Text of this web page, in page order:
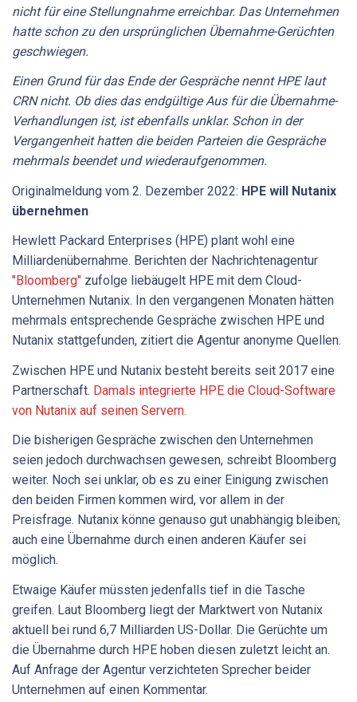
nicht für eine Stellungnahme erreichbar. Das Unternehmen
hatte schon zu den ursprünglichen Übernahme-Gerüchten
geschwiegen.
Einen Grund für das Ende der Gespräche nennt HPE laut
CRN nicht. Ob dies das endgültige Aus für die Übernahme-
Verhandlungen ist, ist ebenfalls unklar. Schon in der
Vergangenheit hatten die beiden Parteien die Gespräche
mehrmals beendet und wiederaufgenommen.
Originalmeldung vom 2. Dezember 2022: HPE will Nutanix
übernehmen
Hewlett Packard Enterprises (HPE) plant wohl eine
Milliardenübernahme. Berichten der Nachrichtenagentur
"Bloomberg" zufolge liebäugelt HPE mit dem Cloud-
Unternehmen Nutanix. In den vergangenen Monaten hätten
mehrmals entsprechende Gespräche zwischen HPE und
Nutanix stattgefunden, zitiert die Agentur anonyme Quellen.
Zwischen HPE und Nutanix besteht bereits seit 2017 eine
Partnerschaft. Damals integrierte HPE die Cloud-Software
von Nutanix auf seinen Servern.
Die bisherigen Gespräche zwischen den Unternehmen
seien jedoch durchwachsen gewesen, schreibt Bloomberg
weiter. Noch sei unklar, ob es zu einer Einigung zwischen
den beiden Firmen kommen wird, vor allem in der
Preisfrage. Nutanix könne genauso gut unabhängig bleiben;
auch eine Übernahme durch einen anderen Käufer sei
möglich.
Etwaige Käufer müssten jedenfalls tief in die Tasche
greifen. Laut Bloomberg liegt der Marktwert von Nutanix
aktuell bei rund 6,7 Milliarden US-Dollar. Die Gerüchte um
die Übernahme durch HPE hoben diesen zuletzt leicht an.
Auf Anfrage der Agentur verzichteten Sprecher beider
Unternehmen auf einen Kommentar.